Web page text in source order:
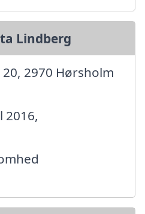
Lindberg
2970 Hørsholm
2016,